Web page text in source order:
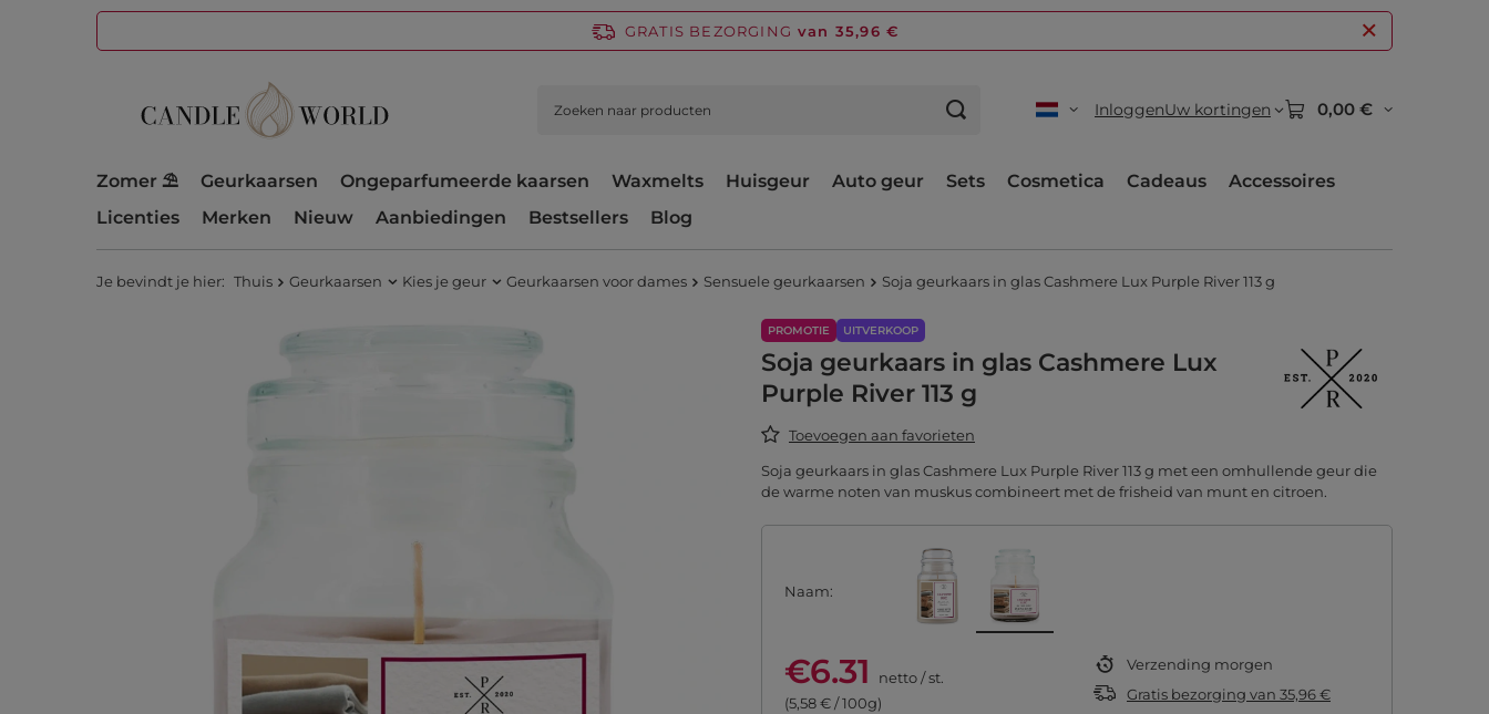
GRATIS BEZORGING van 35,96 €
InloggenUw kortingen 0,00 €
Zomer ⛱️ Geurkaarsen Ongeparfumeerde kaarsen Waxmelts Huisgeur Auto geur Sets Cosmetica Cadeaus
Accessoires
Licenties
Merken Nieuw Aanbiedingen Bestsellers Blog
Je bevindt je hier: Thuis Geurkaarsen Kies je geur Geurkaarsen voor dames Sensuele geurkaarsen Soja geurkaars in glas Cashmere Lux Purple River 113 g
PROMOTIE UITVERKOOP
Soja geurkaars in glas Cashmere Lux
Purple River 113 g
Toevoegen aan favorieten
Soja geurkaars in glas Cashmere Lux Purple River 113 g met een omhullende geur die
de warme noten van muskus combineert met de frisheid van munt en citroen.
Naam
€6.31 netto/st.
(5,58 € / 100g)
Verzending morgen
Gratis bezorging van 35,96 €